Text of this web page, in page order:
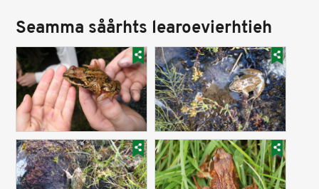
Seamma såårhts learoevierhtieh